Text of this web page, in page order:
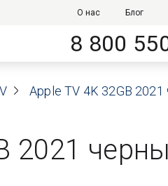
О нас Блог
8 800
Apple TV 4K 32GB
2021